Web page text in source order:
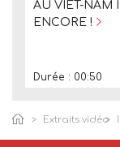
AU VIÊT-NAM
ENCORE !
Durée : 00:50
Extraits vidéo